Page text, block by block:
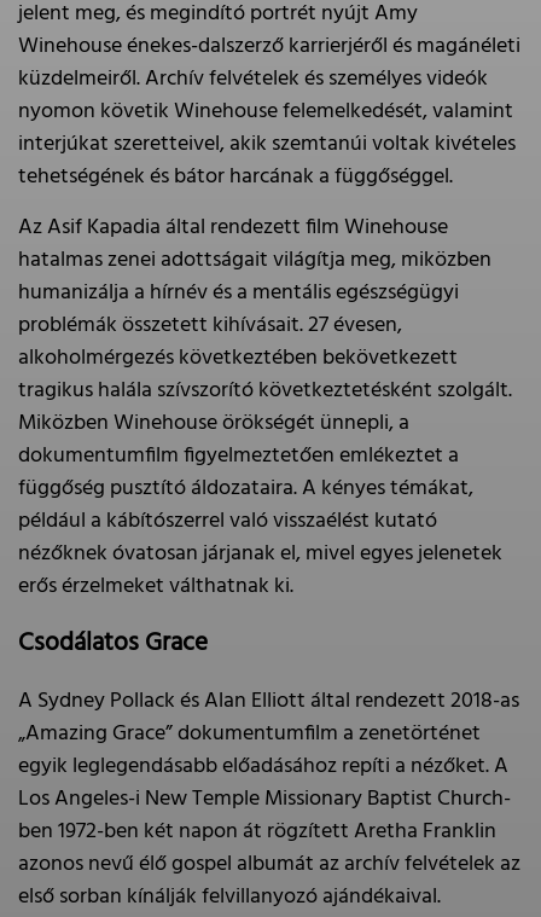
jelent meg, és megindító portrét nyújt Amy
Winehouse énekes-dalszerző karrierjéről és magánéleti
küzdelmeiről. Archív felvételek és személyes videók
nyomon követik Winehouse felemelkedését, valamint
interjúkat szeretteivel, akik szemtanúi voltak kivételes
tehetségének és bátor harcának a függőséggel.
Az Asif Kapadia által rendezett film Winehouse
hatalmas zenei adottságait világítja meg, miközben
humanizálja a hírnév és a mentális egészségügyi
problémák összetett kihívásait. 27 évesen,
alkoholmérgezés következtében bekövetkezett
tragikus halála szívszorító következtetésként szolgált.
Miközben Winehouse örökségét ünnepli, a
dokumentumfilm figyelmeztetően emlékeztet a
függőség pusztító áldozataira. A kényes témákat,
például a kábítószerrel való visszaélést kutató
nézőknek óvatosan járjanak el, mivel egyes jelenetek
erős érzelmeket válthatnak ki.
Csodálatos Grace
A Sydney Pollack és Alan Elliott által rendezett 2018-as
„Amazing Grace” dokumentumfilm a zenetörténet
egyik leglegendásabb előadásához repíti a nézőket. A
Los Angeles-i New Temple Missionary Baptist Church-
ben 1972-ben két napon át rögzített Aretha Franklin
azonos nevű élő gospel albumát az archív felvételek az
első sorban kínálják felvillanyozó ajándékaival.